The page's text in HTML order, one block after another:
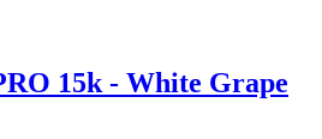
15k - White Grape